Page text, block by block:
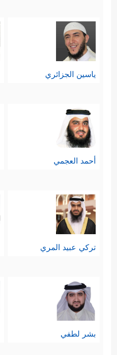
ياسين الجزائري
أحمد العجمي
تركي عبيد المري
بشر لطفي